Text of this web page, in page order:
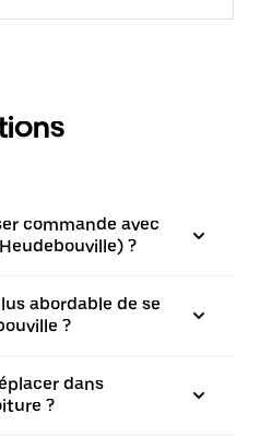
commande avec
?
abordable de se
?
dans
?